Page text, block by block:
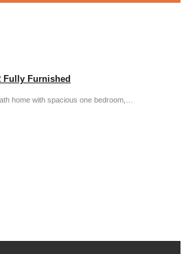
Fully Furnished
home with spacious one bedroom,…